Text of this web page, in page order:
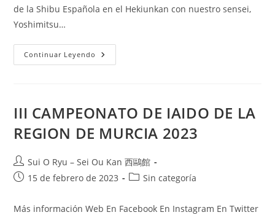
de la Shibu Española en el Hekiunkan con nuestro sensei,
Yoshimitsu…
Continuar Leyendo
III CAMPEONATO DE IAIDO DE LA
REGION DE MURCIA 2023
Sui O Ryu – Sei Ou Kan 西鷗館
15 de febrero de 2023
Sin categoría
Más información Web En Facebook En Instagram En Twitter